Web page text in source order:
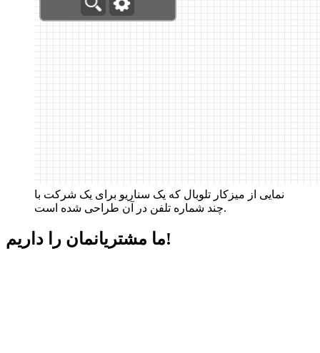
نمایی از میزکار تلوبال که یک سناریو برای یک شرکت با
چند شماره تلفن در آن طراحی شده است.
ما مشتریانمان راداریم!